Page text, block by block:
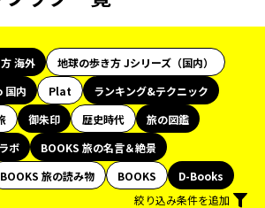
海外
地球の歩き方 Jシリーズ（国内）
国内 Plat
ランキング&テクニック
御朱印 歴史時代
旅の図鑑
ボ
BOOKS 旅の名言＆絶景
BOOKS 旅の読み物 BOOKS
D-Books
絞り込み条件を追加